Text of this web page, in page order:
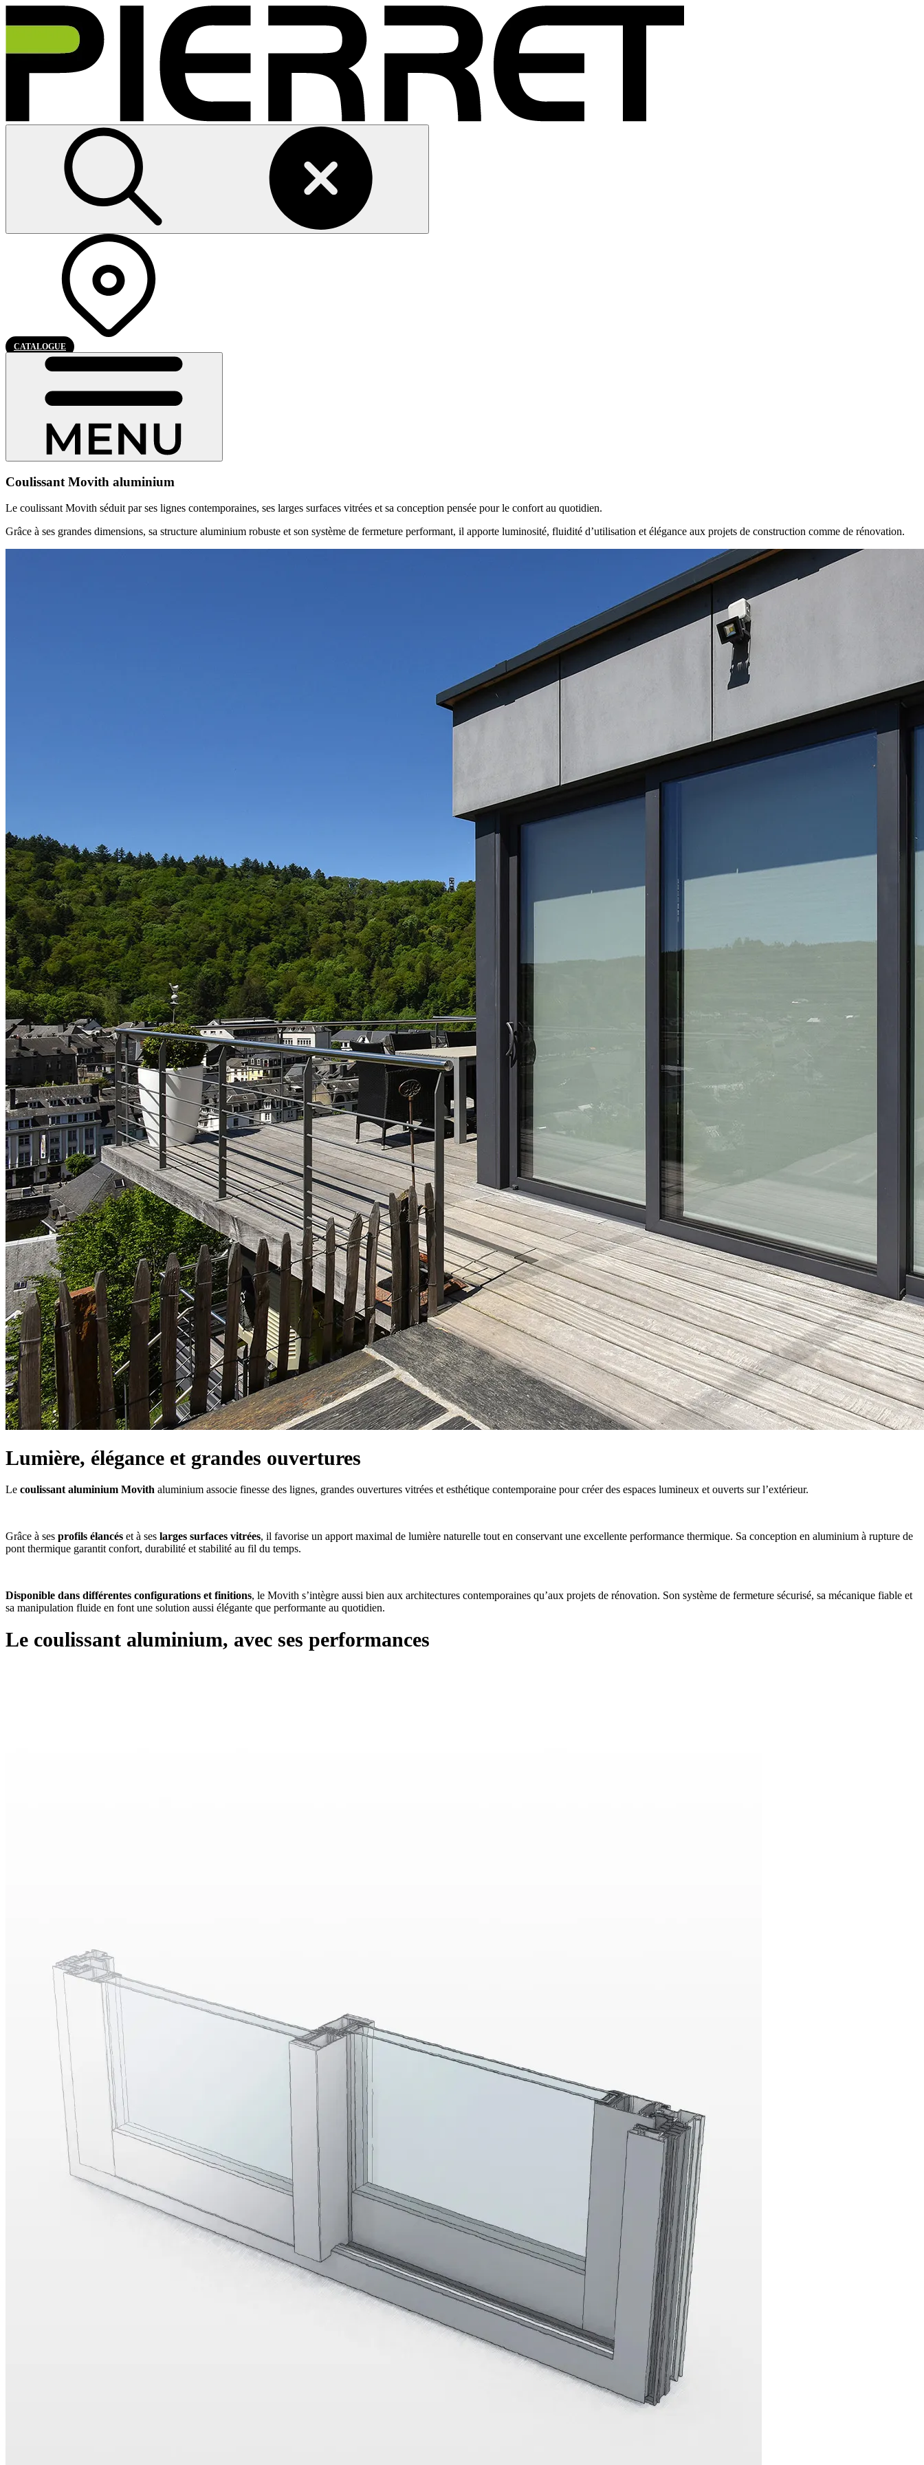
CATALOGUE
Coulissant Movith aluminium
Le coulissant Movith séduit par ses lignes contemporaines, ses larges surfaces vitrées et sa conception pensée pour le confort au quotidien.
Grâce à ses grandes dimensions, sa structure aluminium robuste et son système de fermeture performant, il apporte luminosité, fluidité d’utilisation et élégance aux projets de construction comme de rénovation.
Lumière, élégance et grandes ouvertures
Le coulissant aluminium Movith aluminium associe finesse des lignes, grandes ouvertures vitrées et esthétique contemporaine pour créer des espaces lumineux et ouverts sur l’extérieur.
Grâce à ses profils élancés et à ses larges surfaces vitrées, il favorise un apport maximal de lumière naturelle tout en conservant une excellente performance thermique. Sa conception en aluminium à rupture de
pont thermique garantit confort, durabilité et stabilité au fil du temps.
Disponible dans différentes configurations et finitions, le Movith s’intègre aussi bien aux architectures contemporaines qu’aux projets de rénovation. Son système de fermeture sécurisé, sa mécanique fiable et
sa manipulation fluide en font une solution aussi élégante que performante au quotidien.
Le coulissant aluminium, avec ses performances